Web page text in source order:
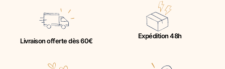
Livraison offerte dès 60€
Expédition 48h